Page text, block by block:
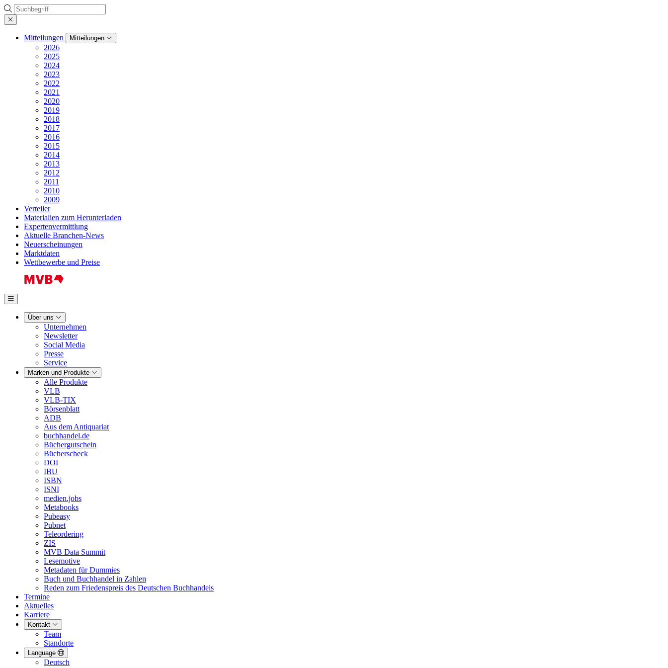
Suche
Mitteilungen Mitteilungen
2026
2025
2024
2023
2022
2021
2020
2019
2018
2017
2016
2015
2014
2013
2012
2011
2010
2009
Verteiler
Materialien zum Herunterladen
Expertenvermittlung
Aktuelle Branchen-News
Neuerscheinungen
Marktdaten
Wettbewerbe und Preise
Über uns
Unternehmen
Newsletter
Social Media
Presse
Service
Marken und Produkte
Alle Produkte
VLB
VLB-TIX
Börsenblatt
ADB
Aus dem Antiquariat
buchhandel.de
Büchergutschein
Bücherscheck
DOI
IBU
ISBN
ISNI
medien.jobs
Metabooks
Pubeasy
Pubnet
Teleordering
ZIS
MVB Data Summit
Lesemotive
Metadaten für Dummies
Buch und Buchhandel in Zahlen
Reden zum Friedenspreis des Deutschen Buchhandels
Termine
Aktuelles
Karriere
Kontakt
Team
Standorte
Language
Deutsch